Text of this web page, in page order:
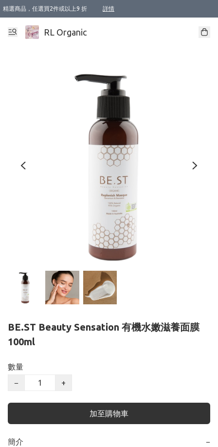
精選商品，任選買2件或以上9 折 詳情
XI周年優惠【新品自由選2件88折/3件85折】
XI周年優惠【Chakra 脈輪平衡自由選2件9折/3件85折/5件8折】
Florame 肌底自由選 2支9折 3支85折
XI周年優惠【蟲蟲退散 · 防衛結界﹞系列2件9折】
Sunki 任選2件95折
BIOFFICINA TOSCANA 任選2支9折 3支85折
Lamav 任選1件9折 2件85折
Mukti Organics 指定產品任選1件9折, 2件88折 3件85折
Intelligent Nutrients Skincare 任選2件9折
deodorant 任選2件88折
化妝品 任選2件95折
XI周年優惠【身心靈單品 任選2件9折/3件85折/5件8折】
XI周年優惠 【精油/香水 任選2件9折/3件85折/5件8折】
XI周年優惠【「關節到肌膚」全效養護 BODY OIL 組2件88折/3件85折】
XI周年優惠【夏日有機物理防曬套裝2件88折】
XI周年優惠【夏日潔面隨意選2件88折/3件85折】
XI周年優惠【逆齡奇蹟抗氧 11 自由選2件88折/3件85折/4件或以上8折】
新會員首次購物即享全單 95 折優惠！
成為VIP / VVIP 可享有生日月現金扣減獎賞優惠 !! 記得去賬户資料填上生日日期啦 !
選用順豐速運，滿$500 免運費
本地速遞 京東 送住宅/ 工商地址 $400 免運費
澳門訂單選用順豐速運，滿$800 免運費
RL Organic
BE.ST Beauty Sensation 有機水嫩滋養面膜
100ml
數量
−
+
加至購物車
簡介 −